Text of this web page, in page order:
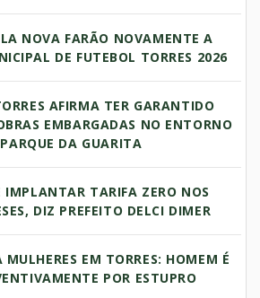
NOVA FARÃO NOVAMENTE A
DE FUTEBOL TORRES 2026
AFIRMA TER GARANTIDO
EMBARGADAS NO ENTORNO
DA GUARITA
IMPLANTAR TARIFA ZERO NOS
DIZ PREFEITO DELCI DIMER
MULHERES EM TORRES: HOMEM É
POR ESTUPRO